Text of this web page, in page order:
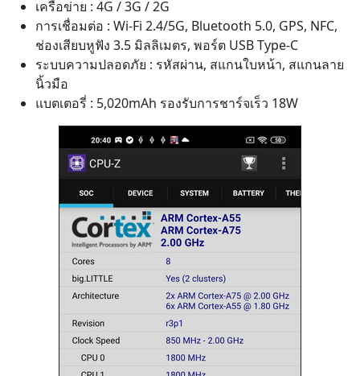
เครือข่าย : 4G / 3G / 2G
การเชื่อมต่อ : Wi-Fi 2.4/5G, Bluetooth 5.0, GPS, NFC,
ช่องเสียบหูฟัง 3.5 มิลลิเมตร, พอร์ต USB Type-C
ระบบความปลอดภัย : รหัสผ่าน, สแกนใบหน้า, สแกนลาย
นิ้วมือ
แบตเตอรี่ : 5,020mAh รองรับการชาร์จเร็ว 18W